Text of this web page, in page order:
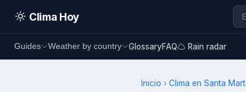
Clima Hoy
Guides Weather by country GlossaryFAQ Rain radar
Inicio › Clima en Santa